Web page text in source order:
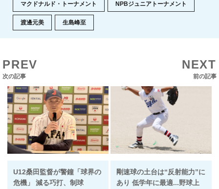
マクドナルド・トーナメント NPBジュニアトーナメント
渡邊元美 生島峰至
PREV
次の記事
NEXT
前の記事
U12桑田監督が警鐘「球界の
危機」 減る巧打、制球
剛速球の土台は“反射能力”に
あり 低学年に最適...野球上